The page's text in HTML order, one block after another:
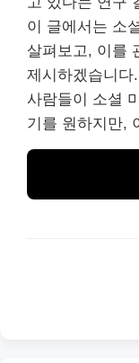
이 글에서는 소
살펴보고, 이를
제시하겠습니다
사람들이 소셜
기를 원하지만,